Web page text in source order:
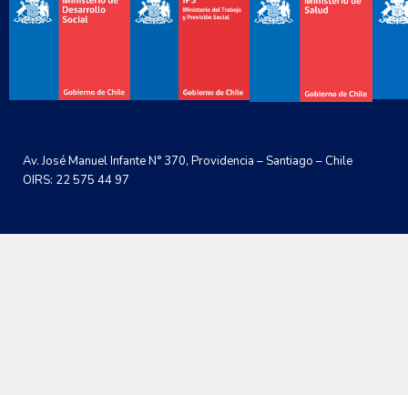
Av. José Manuel Infante N° 370, Providencia – Santiago – Chile
OIRS: 22 575 44 97